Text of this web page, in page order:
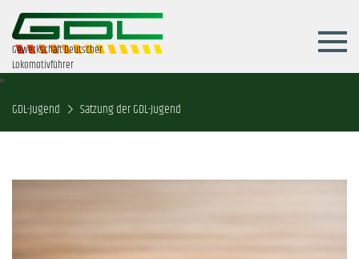
Gewerkschaft Deutscher
Lokomotivführer
GDL-Jugend Satzung der GDL-Jugend